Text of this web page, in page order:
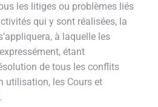
les litiges ou problèmes liés
qui y sont réalisées, la
à laquelle les
étant
de tous les conflits
utilisation, les Cours et